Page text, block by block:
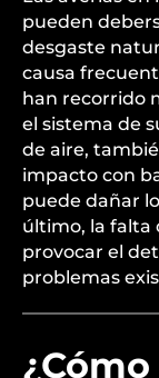
pueden
desgaste
causa
han recorrido
el sistema de
de aire,
impacto con
puede dañar
último, la
provocar el
problemas